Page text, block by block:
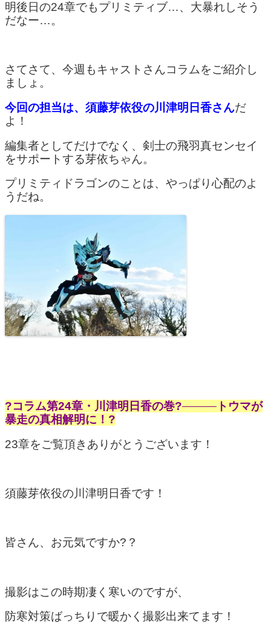
明後日の24章でもプリミティブ…、大暴れしそう
だなー…。
さてさて、今週もキャストさんコラムをご紹介し
ましょ。
今回の担当は、須藤芽依役の川津明日香さんだ
よ！
編集者としてだけでなく、剣士の飛羽真センセイ
をサポートする芽依ちゃん。
プリミティドラゴンのことは、やっぱり心配のよ
うだね。
?コラム第24章・川津明日香の巻?
トウマが
暴走の真相解明に！?
23章をご覧頂きありがとうございます！
須藤芽依役の川津明日香です！
皆さん、お元気ですか?？
撮影はこの時期凄く寒いのですが、
防寒対策ばっちりで暖かく撮影出来てます！